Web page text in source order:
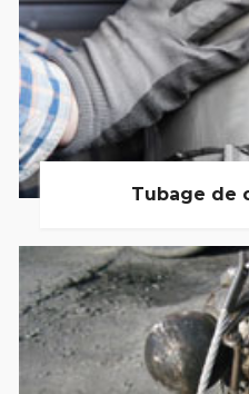
Tubage de